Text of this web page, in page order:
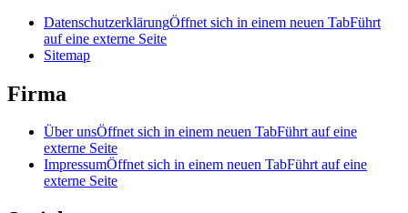
DatenschutzerklärungÖffnet sich in einem neuen TabFührt
auf eine externe Seite
Sitemap
Firma
Über unsÖffnet sich in einem neuen TabFührt auf eine
externe Seite
ImpressumÖffnet sich in einem neuen TabFührt auf eine
externe Seite